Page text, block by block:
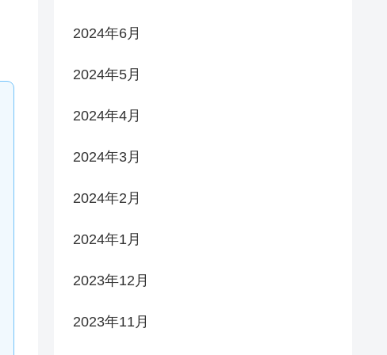
2024年6月
2024年5月
2024年4月
2024年3月
2024年2月
2024年1月
2023年12月
2023年11月